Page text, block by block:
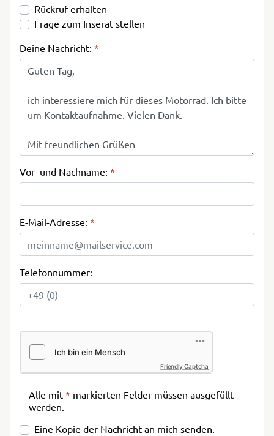
Rückruf erhalten
Frage zum Inserat stellen
Deine Nachricht: *
Vor- und Nachname: *
E-Mail-Adresse: *
Telefonnummer:
Friendly Captcha
Alle mit * markierten Felder müssen ausgefüllt
werden.
Eine Kopie der Nachricht an mich senden.